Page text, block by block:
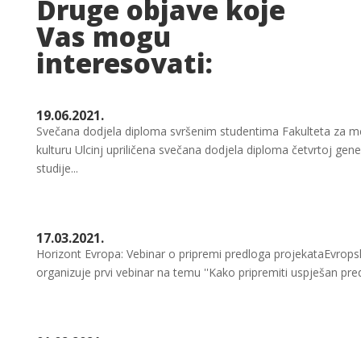
Druge objave koje
Vas mogu
interesovati:
19.06.2021.
Svečana dodjela diploma svršenim studentima Fakulteta za
kulturu Ulcinj upriličena svečana dodjela diploma četvrtoj
studije...
17.03.2021.
Horizont Evropa: Vebinar o pripremi predloga
organizuje prvi vebinar na temu ''Kako pripremiti uspješan